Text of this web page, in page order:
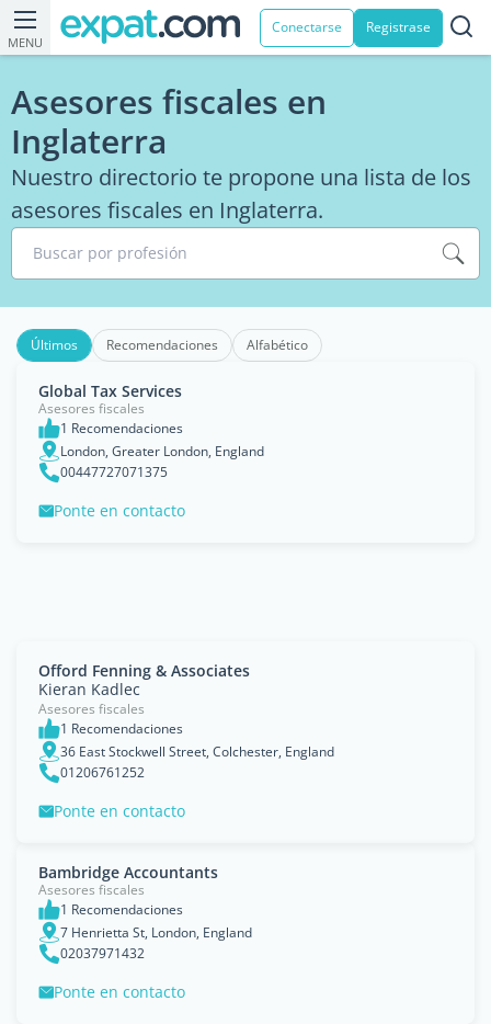
MENU
Conectarse Registrase
Asesores fiscales en
Inglaterra
Nuestro directorio te propone una lista de los
asesores fiscales en Inglaterra.
Buscar por profesión
Últimos Recomendaciones Alfabético
Global Tax Services
Asesores fiscales
1 Recomendaciones
London, Greater London, England
00447727071375
Ponte en contacto
Offord Fenning & Associates
Kieran Kadlec
Asesores fiscales
1 Recomendaciones
36 East Stockwell Street, Colchester, England
01206761252
Ponte en contacto
Bambridge Accountants
Asesores fiscales
1 Recomendaciones
7 Henrietta St, London, England
02037971432
Ponte en contacto